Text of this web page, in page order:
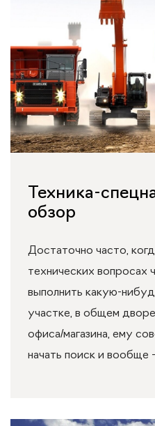
Техника-
обзор
Достаточно часто,
технических вопросах
выполнить какую-
участке, в общем
офиса/магазина, ему
начать поиск и вообще